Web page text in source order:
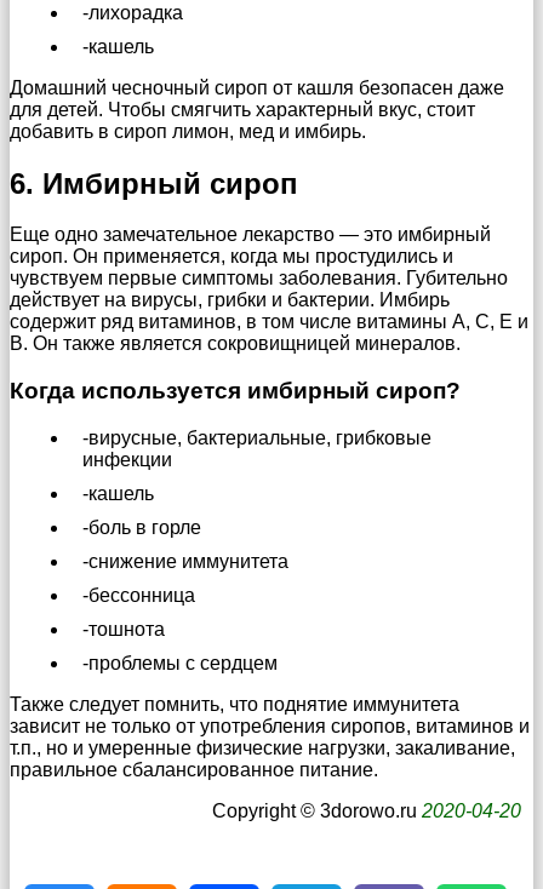
-лихорадка
-кашель
Домашний чесночный сироп от кашля безопасен даже
для детей. Чтобы смягчить характерный вкус, стоит
добавить в сироп лимон, мед и имбирь.
6. Имбирный сироп
Еще одно замечательное лекарство — это имбирный
сироп. Он применяется, когда мы простудились и
чувствуем первые симптомы заболевания. Губительно
действует на вирусы, грибки и бактерии. Имбирь
содержит ряд витаминов, в том числе витамины A, C, E и
B. Он также является сокровищницей минералов.
Когда используется имбирный сироп?
-вирусные, бактериальные, грибковые
инфекции
-кашель
-боль в горле
-снижение иммунитета
-бессонница
-тошнота
-проблемы с сердцем
Также следует помнить, что поднятие иммунитета
зависит не только от употребления сиропов, витаминов и
т.п., но и умеренные физические нагрузки, закаливание,
правильное сбалансированное питание.
Copyright © 3dorowo.ru 2020-04-20